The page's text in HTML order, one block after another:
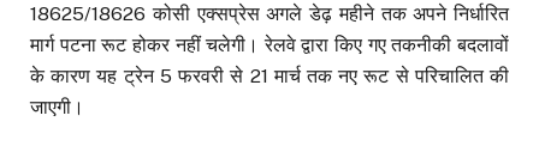
18625/18626 कोसी एक्सप्रेस अगले डेढ़ महीने तक अपने निर्धारित
मार्ग पटना रूट होकर नहीं चलेगी। रेलवे द्वारा किए गए तकनीकी बदलावों
के कारण यह ट्रेन 5 फरवरी से 21 मार्च तक नए रूट से परिचालित की
जाएगी।